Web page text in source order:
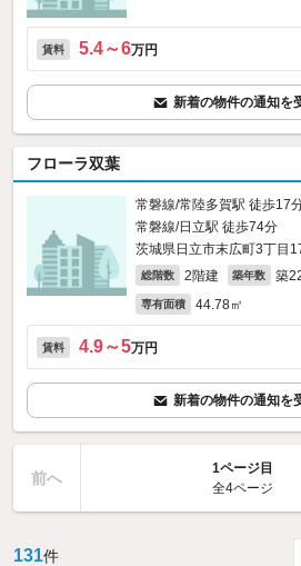
賃料 5.4～6万円
新着の物件の通知を
フローラ双葉
常磐線/常陸多賀駅 徒歩17
常磐線/日立駅 徒歩74分
茨城県日立市末広町3丁目
総階数 2階建 築年数 築
専有面積 44.78㎡
賃料 4.9～5万円
新着の物件の通知を
前へ
1ページ目
全4ページ
131件